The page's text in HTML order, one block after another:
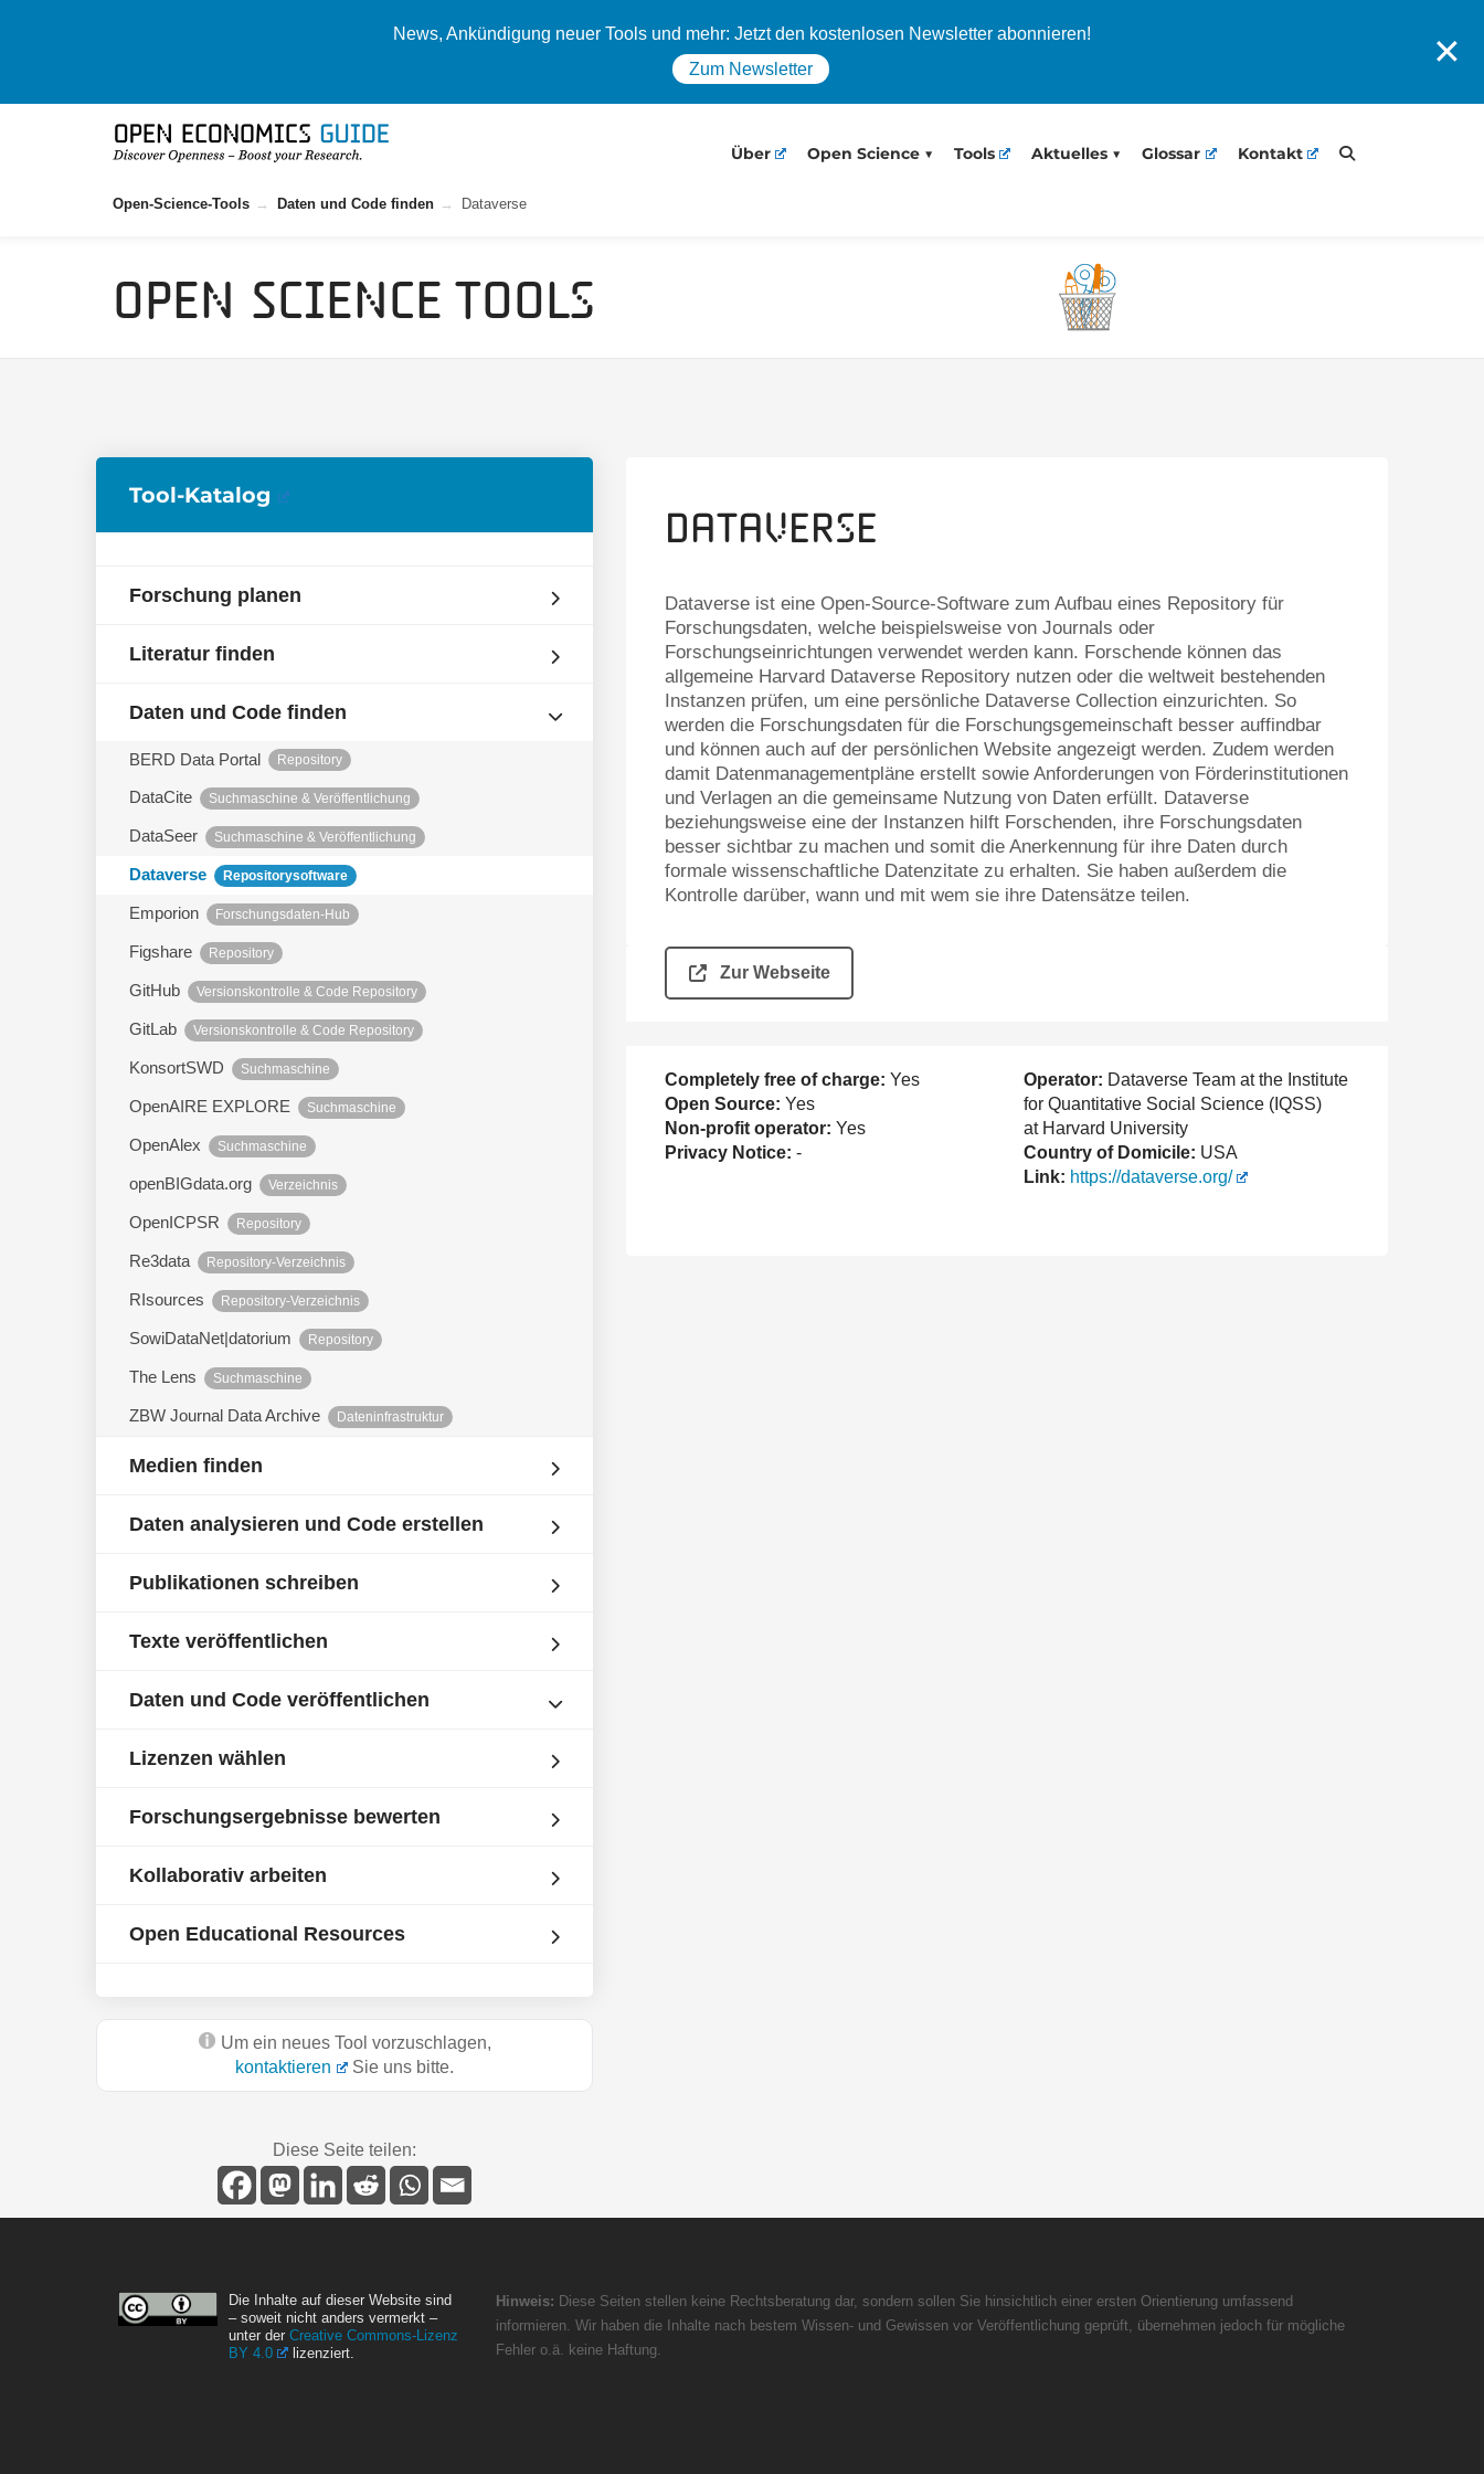
News, Ankündigung neuer Tools und mehr: Jetzt den kostenlosen Newsletter abonnieren!
Zum Newsletter
✕
Über Open Science Tools Aktuelles Glossar Kontakt
Open-Science-Tools Daten und Code finden Dataverse
Open Science Tools
Tool-Katalog
Forschung planen
Literatur finden
Daten und Code finden
BERD Data Portal Repository
DataCite Suchmaschine & Veröffentlichung
DataSeer Suchmaschine & Veröffentlichung
Dataverse Repositorysoftware
Emporion Forschungsdaten-Hub
Figshare Repository
GitHub Versionskontrolle & Code Repository
GitLab Versionskontrolle & Code Repository
KonsortSWD Suchmaschine
OpenAIRE EXPLORE Suchmaschine
OpenAlex Suchmaschine
openBIGdata.org Verzeichnis
OpenICPSR Repository
Re3data Repository-Verzeichnis
RIsources Repository-Verzeichnis
SowiDataNet|datorium Repository
The Lens Suchmaschine
ZBW Journal Data Archive Dateninfrastruktur
Medien finden
Daten analysieren und Code erstellen
Publikationen schreiben
Texte veröffentlichen
Daten und Code veröffentlichen
Lizenzen wählen
Forschungsergebnisse bewerten
Kollaborativ arbeiten
Open Educational Resources
Um ein neues Tool vorzuschlagen,
kontaktieren
Sie uns bitte.
Diese Seite teilen:
Dataverse
Dataverse ist eine Open-Source-Software zum Aufbau eines Repository für
Forschungsdaten, welche beispielsweise von Journals oder
Forschungseinrichtungen verwendet werden kann. Forschende können das
allgemeine Harvard Dataverse Repository nutzen oder die weltweit bestehenden
Instanzen prüfen, um eine persönliche Dataverse Collection einzurichten. So
werden die Forschungsdaten für die Forschungsgemeinschaft besser auffindbar
und können auch auf der persönlichen Website angezeigt werden. Zudem werden
damit Datenmanagementpläne erstellt sowie Anforderungen von Förderinstitutionen
und Verlagen an die gemeinsame Nutzung von Daten erfüllt. Dataverse
beziehungsweise eine der Instanzen hilft Forschenden, ihre Forschungsdaten
besser sichtbar zu machen und somit die Anerkennung für ihre Daten durch
formale wissenschaftliche Datenzitate zu erhalten. Sie haben außerdem die
Kontrolle darüber, wann und mit wem sie ihre Datensätze teilen.
Zur Webseite
Completely free of charge: Yes
Open Source: Yes
Non-profit operator: Yes
Privacy Notice: -
Operator: Dataverse Team at the Institute
for Quantitative Social Science (IQSS)
at Harvard University
Country of Domicile: USA
Link: https://dataverse.org/
Die Inhalte auf dieser Website sind
– soweit nicht anders vermerkt –
unter der Creative Commons-Lizenz
BY 4.0
lizenziert.
Hinweis: Diese Seiten stellen keine Rechtsberatung dar, sondern sollen Sie hinsichtlich einer ersten Orientierung umfassend
informieren. Wir haben die Inhalte nach bestem Wissen- und Gewissen vor Veröffentlichung geprüft, übernehmen jedoch für mögliche
Fehler o.ä. keine Haftung.